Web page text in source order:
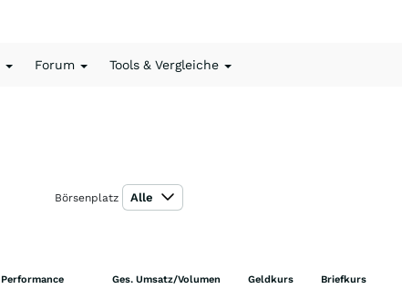
Forum Tools & Vergleiche
Börsenplatz Alle
Performance Ges. Umsatz/Volumen Geldkurs Briefkurs